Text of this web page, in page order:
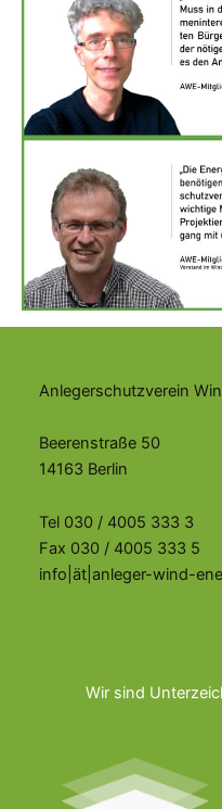
Anlegerschutzverein
Beerenstraße 50
14163 Berlin
Tel 030 / 4005 333 3
Fax 030 / 4005 333 5
info|ät|anleger-wind-
Wir sind